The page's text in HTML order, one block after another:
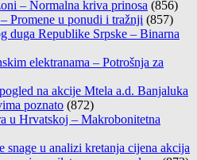
– Normalna kriva prinosa (856)
Promene u ponudi i tražnji (857)
duga Republike Srpske – Binarna
elektranama – Potrošnja za
na akcije Mtela a.d. Banjaluka
poznato (872)
u Hrvatskoj – Makrobonitetna
snage u analizi kretanja cijena akcija